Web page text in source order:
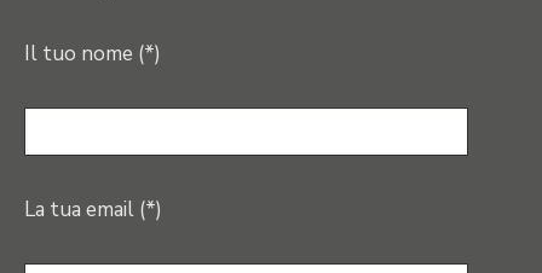
Il tuo nome (*)
La tua email (*)